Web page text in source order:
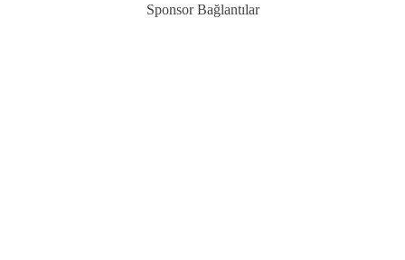
Sponsor Bağlantılar